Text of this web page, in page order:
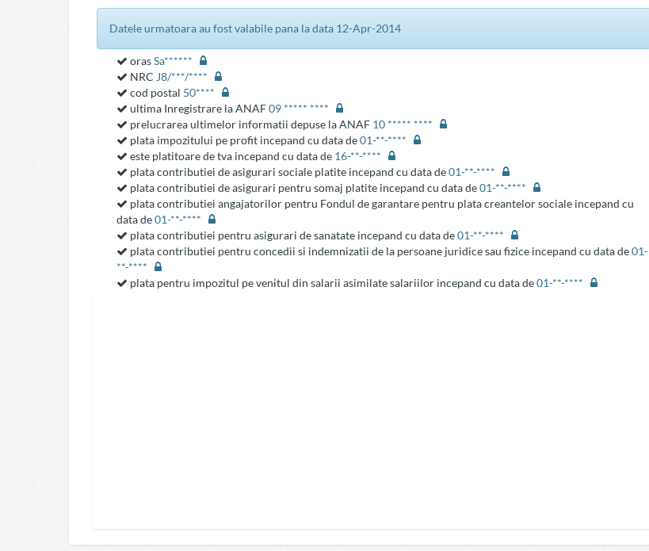
datele urmatoara au fost valabile pana la data 12-Apr-2014
orasSa******
NRC J8/***/****
cod postal 50****
ultima Inregistrare la ANAF09 ***** ****
prelucrarea ultimelor informatii depuse la ANAF 10 ***** ****
plata impozitului pe profit incepand cu data de01-**-****
este platitoare de tva incepand cu data de 16-**-****
plata contributiei de asigurari sociale platite incepand cu data de01-**-****
plata contributiei de asigurari pentru somaj platite incepand cu data de01-**-****
plata contributiei angajatorilor pentru Fondul de garantare pentru plata creantelor sociale incepand cu
data de01-**-****
plata contributiei pentru asigurari de sanatate incepand cu data de01-**-****
plata contributiei pentru concedii si indemnizatii de la persoane juridice sau fizice incepand cu data de01-
**-****
plata pentru impozitul pe venitul din salarii asimilate salariilor incepand cu data de01-**-****